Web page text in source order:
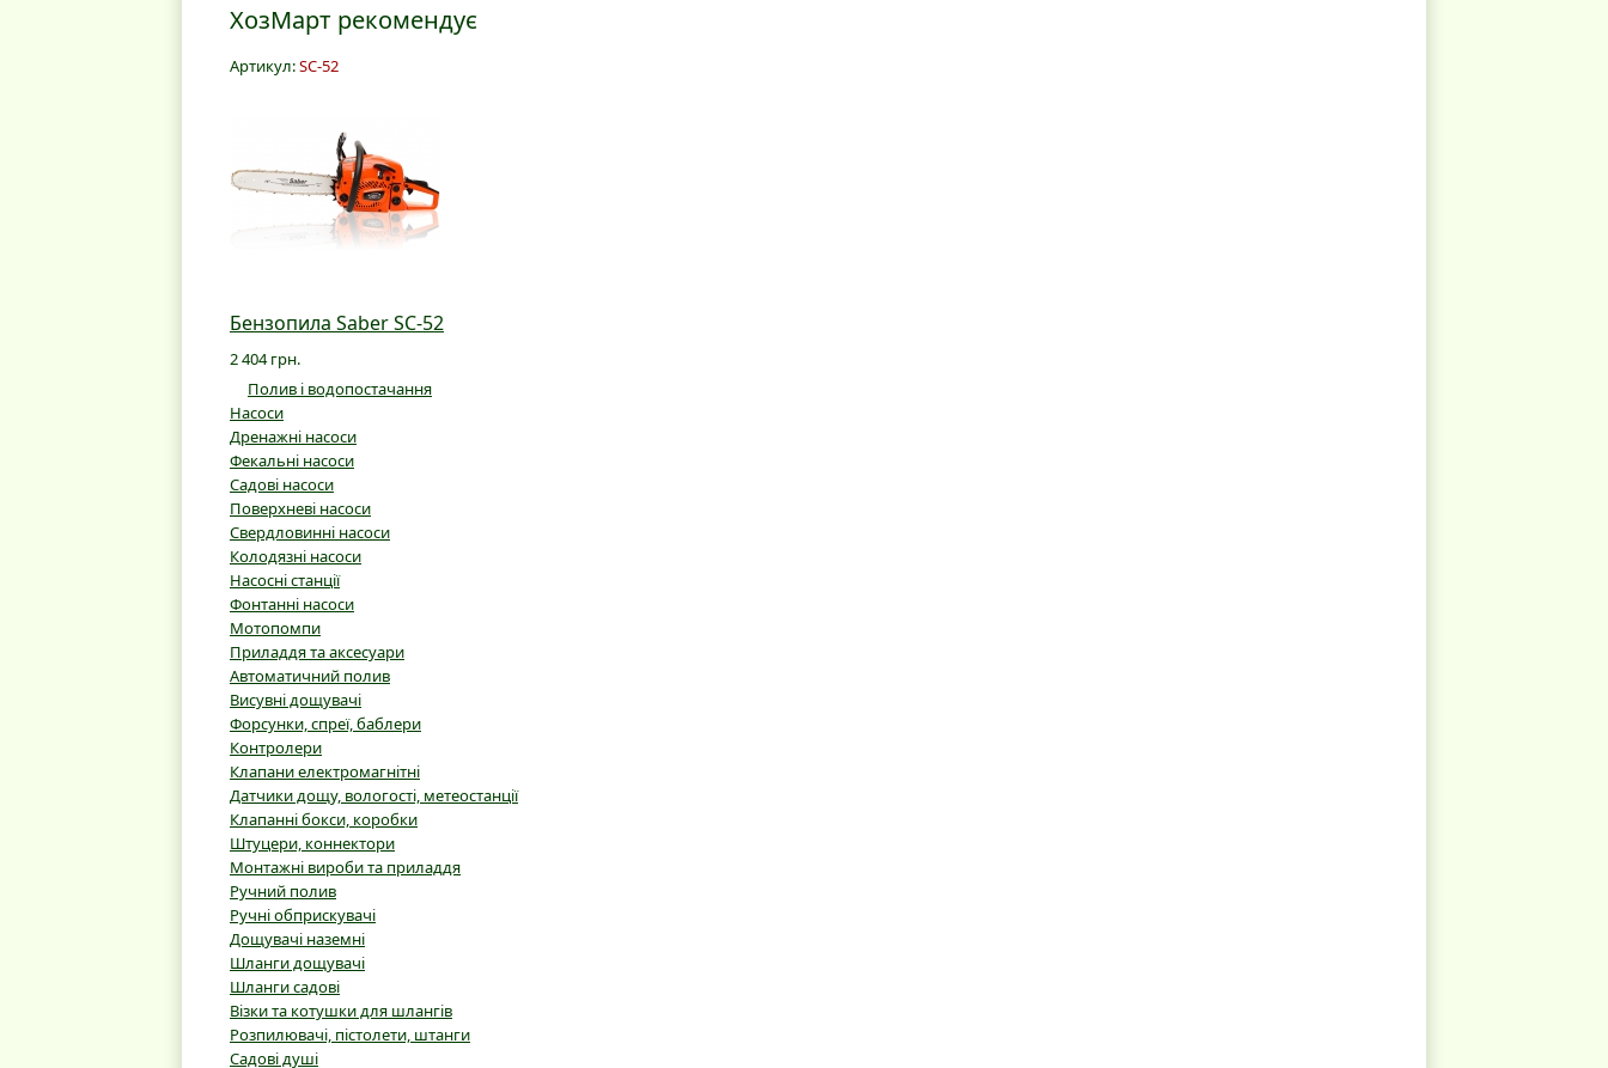
ХозМарт рекомендує
Артикул:SC-52
Бензопила Saber SC-52
2 404 грн.
Полив і водопостачання
Насоси
Дренажні насоси
Фекальні насоси
Садові насоси
Поверхневі насоси
Свердловинні насоси
Колодязні насоси
Насосні станції
Фонтанні насоси
Мотопомпи
Приладдя та аксесуари
Автоматичний полив
Висувні дощувачі
Форсунки, спреї, баблери
Контролери
Клапани електромагнітні
Датчики дощу, вологості, метеостанції
Клапанні бокси, коробки
Штуцери, коннектори
Монтажні вироби та приладдя
Ручний полив
Ручні обприскувачі
Дощувачі наземні
Шланги дощувачі
Шланги садові
Візки та котушки для шлангів
Розпилювачі, пістолети, штанги
Садові душі